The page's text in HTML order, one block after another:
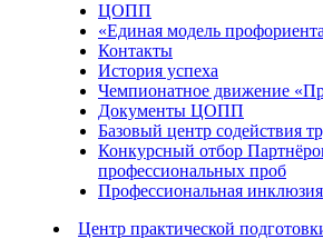
ЦОПП
«Единая модель
Контакты
История успеха
Чемпионатное движение
Документы ЦОПП
Базовый центр содействия
Конкурсный отбор
профессиональных проб
Профессиональная инклюзия
Центр практической